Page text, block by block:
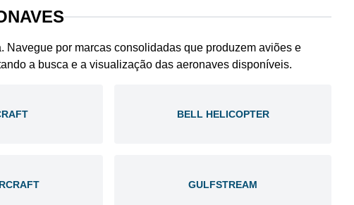
por marcas consolidadas que produzem aviões e
a busca e a visualização das aeronaves disponíveis.
BELL HELICOPTER
GULFSTREAM